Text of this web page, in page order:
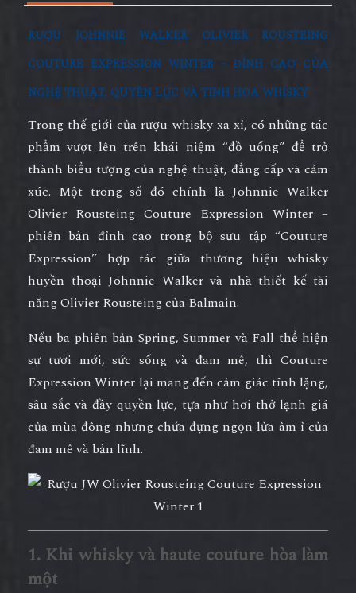
RƯỢU JOHNNIE WALKER OLIVIER ROUSTEING
COUTURE EXPRESSION WINTER – ĐỈNH CAO CỦA
NGHỆ THUẬT, QUYỀN LỰC VÀ TINH HOA WHISKY
Trong thế giới của rượu whisky xa xỉ, có những tác
phẩm vượt lên trên khái niệm “đồ uống” để trở
thành biểu tượng của nghệ thuật, đẳng cấp và cảm
xúc. Một trong số đó chính là Johnnie Walker
Olivier Rousteing Couture Expression Winter –
phiên bản đỉnh cao trong bộ sưu tập “Couture
Expression” hợp tác giữa thương hiệu whisky
huyền thoại Johnnie Walker và nhà thiết kế tài
năng Olivier Rousteing của Balmain.
Nếu ba phiên bản Spring, Summer và Fall thể hiện
sự tươi mới, sức sống và đam mê, thì Couture
Expression Winter lại mang đến cảm giác tĩnh lặng,
sâu sắc và đầy quyền lực, tựa như hơi thở lạnh giá
của mùa đông nhưng chứa đựng ngọn lửa âm ỉ của
đam mê và bản lĩnh.
1. Khi whisky và haute couture hòa làm
một